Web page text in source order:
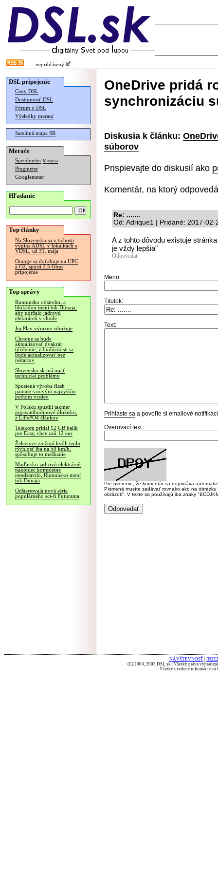
neprihlásený
DSL pripojenie
Ceny DSL
Dostupnosť DSL
Fórum o DSL
Výsledky meraní
Satelitná mapa SR
Merače
Speedmeter Merania
Pingmeter
Googlemeter
Hľadanie
Top články
Na Slovensku sa v tichosti
vypína ADSL v lokalitách s
VDSL, už 31. mája
Orange sa doťahuje na UPC
a O2, spustí 2.5 Gbps
pripojenie
Top správy
Rumunsko odstrelmi a
blokádou mení tok Dunaja,
aby udržalo jadrovú
elektráreň v chode
Joj Play výrazne zdražuje
Chrome sa bude
aktualizovať dvakrát
týždenne, v budúcnosti sa
bude aktualizovať bez
reštartov
Slovensko.sk má opäť
technické problémy
Spustená výroba flash
pamäte s novým najvyšším
počtom vrstiev
V Poľsku spustili takmer
gigawatthodinové úložisko,
z LiFePO4 článkov
Telekom pridal 12 GB balík
pre Easy, chce zaň 12 eur
Železnice znižujú kvôli teplu
rýchlosť iba na 50 km/h,
spôsobuje to meškanie
Maďarsko jadrovú elektráreň
nakoniec kompletne
neodstavilo, Rumunsko mení
tok Dunaja
Odštartovala nová séria
populárneho sci-fi Futurama
OneDrive pridá
synchronizáciu
Diskusia k článku:
súborov
Prispievajte do diskusií ako
Komentár, na ktorý
Re: .......
Od: Adrique1 | Pridané: 2017-02-
A z tohto dôvodu existuje
je vždy lepšia"
Odpovedať
Meno:
Titulok:
Text:
Prihláste sa a povoľte si emailové
Overovací text:
Pre overenie, že komentár sa nepridáva
Písmená musíte zadávať rovnako ako na
obrázok". V texte sa používajú iba znaky
NÁVŠTEVNOSŤ
(C) 2004, 2005 DSL.sk | Všetky práva
Všetky uvedené informácie sú